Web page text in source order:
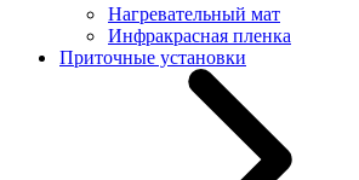
Нагревательный мат
Инфракрасная пленка
Приточные установки